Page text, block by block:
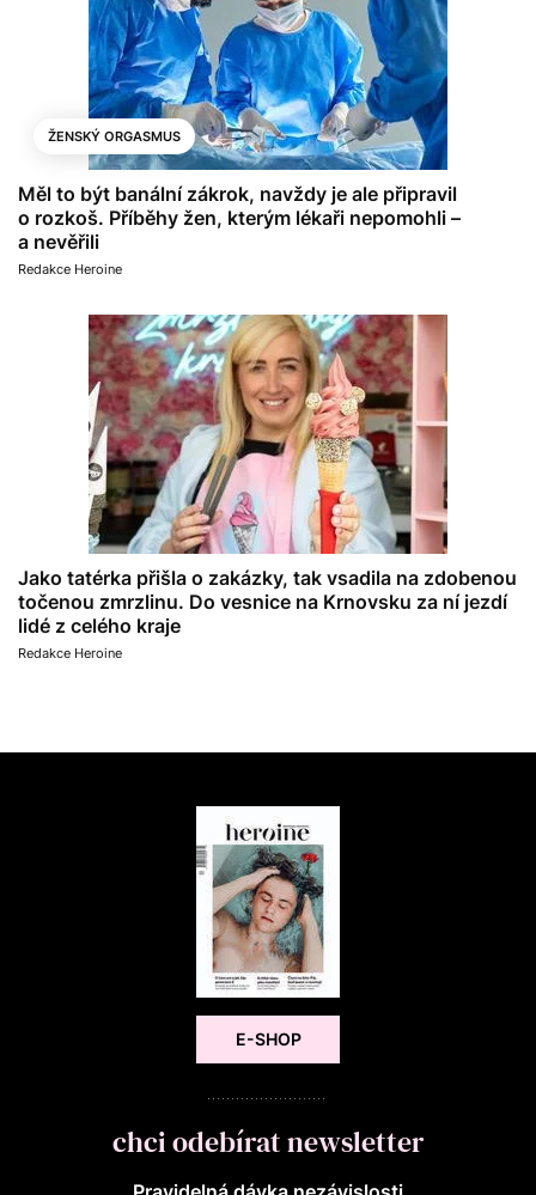
ŽENSKÝ ORGASMUS
Měl to být banální zákrok, navždy je ale připravil
o rozkoš. Příběhy žen, kterým lékaři nepomohli –
a nevěřili
Redakce Heroine
Jako tatérka přišla o zakázky, tak vsadila na zdobenou
točenou zmrzlinu. Do vesnice na Krnovsku za ní jezdí
lidé z celého kraje
Redakce Heroine
E-SHOP
chci odebírat newsletter